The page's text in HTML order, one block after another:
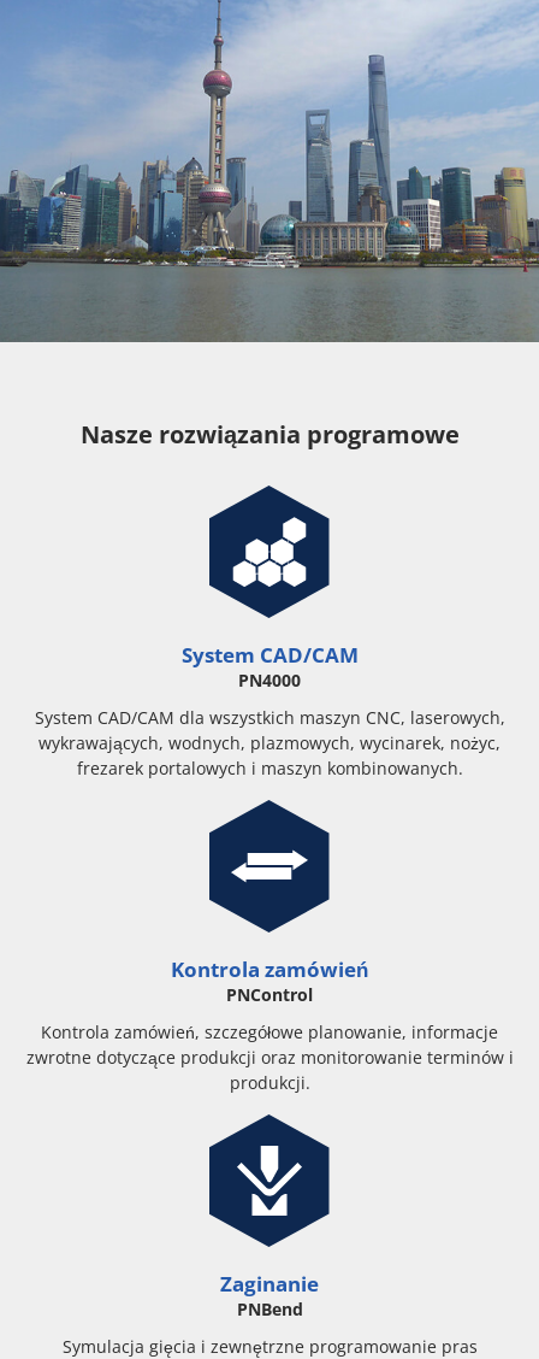
Nasze rozwiązania programowe
System CAD/CAM
PN4000
System CAD/CAM dla wszystkich maszyn CNC, laserowych,
wykrawających, wodnych, plazmowych, wycinarek, nożyc,
frezarek portalowych i maszyn kombinowanych.
Kontrola zamówień
PNControl
Kontrola zamówień, szczegółowe planowanie, informacje
zwrotne dotyczące produkcji oraz monitorowanie terminów i
produkcji.
Zaginanie
PNBend
Symulacja gięcia i zewnętrzne programowanie pras